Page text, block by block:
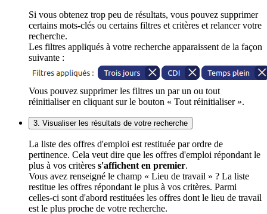
Si vous obtenez trop peu de résultats, vous pouvez supprimer
certains mots-clés ou certains filtres et critères et relancer votre
recherche.
Les filtres appliqués à votre recherche apparaissent de la façon
suivante :
Vous pouvez supprimer les filtres un par un ou tout
réinitialiser en cliquant sur le bouton « Tout réinitialiser ».
3. Visualiser les résultats de votre recherche
La liste des offres d'emploi est restituée par ordre de
pertinence. Cela veut dire que les offres d'emploi répondant le
plus à vos critères s'affichent en premier.
Vous avez renseigné le champ « Lieu de travail » ? La liste
restitue les offres répondant le plus à vos critères. Parmi
celles-ci sont d'abord restituées les offres dont le lieu de travail
est le plus proche de votre recherche.